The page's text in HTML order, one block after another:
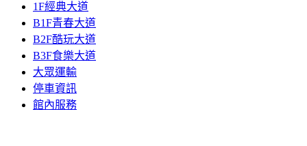
1F經典大道
B1F青春大道
B2F酷玩大道
B3F食樂大道
大眾運輸
停車資訊
館內服務